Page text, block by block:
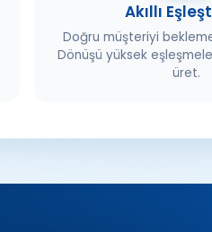
Akıllı
Doğru müşteriyi
Dönüşü yüksek
üret.